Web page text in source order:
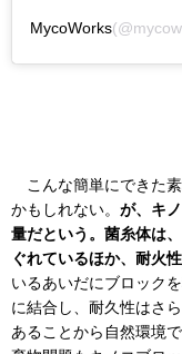
MycoWorks
こんな簡単にできた
かもしれない。 が、キ
量だという。菌糸体は
ぐれているほか、耐火
いるあいだにブロック
に結合し、耐久性はさ
あることから自然環境